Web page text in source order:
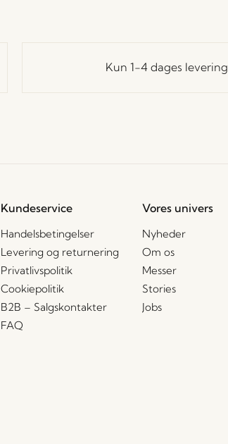
Kun 1-4 dages levering
Kundeservice
Handelsbetingelser
Levering og returnering
Privatlivspolitik
Cookiepolitik
B2B – Salgskontakter
FAQ
Vores univers
Nyheder
Om os
Messer
Stories
Jobs